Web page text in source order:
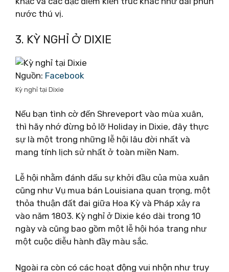
nước thú vị.
3. KỲ NGHỈ Ở DIXIE
Nguồn: Facebook
Kỳ nghỉ tại Dixie
Nếu bạn tình cờ đến Shreveport vào mùa xuân,
thì hãy nhớ đừng bỏ lỡ Holiday in Dixie, đây thực
sự là một trong những lễ hội lâu đời nhất và
mang tính lịch sử nhất ở toàn miền Nam.
Lễ hội nhằm đánh dấu sự khởi đầu của mùa xuân
cũng như Vụ mua bán Louisiana quan trọng, một
thỏa thuận đất đai giữa Hoa Kỳ và Pháp xảy ra
vào năm 1803. Kỳ nghỉ ở Dixie kéo dài trong 10
ngày và cũng bao gồm một lễ hội hóa trang như
một cuộc diễu hành đầy màu sắc.
Ngoài ra còn có các hoạt động vui nhộn như truy